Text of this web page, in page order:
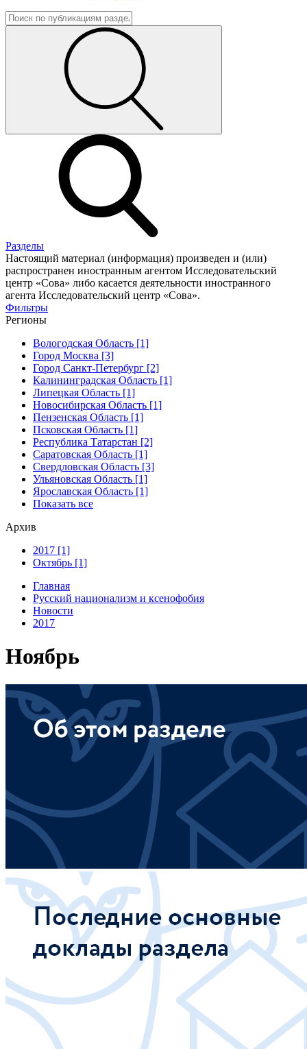
Разделы
Настоящий материал (информация) произведен и (или)
распространен иностранным агентом Исследовательский
центр «Сова» либо касается деятельности иностранного
агента Исследовательский центр «Сова».
Фильтры
Регионы
Вологодская Область [1]
Город Москва [3]
Город Санкт-Петербург [2]
Калининградская Область [1]
Липецкая Область [1]
Новосибирская Область [1]
Пензенская Область [1]
Псковская Область [1]
Республика Татарстан [2]
Саратовская Область [1]
Свердловская Область [3]
Ульяновская Область [1]
Ярославская Область [1]
Показать все
Архив
2017 [1]
Октябрь [1]
Главная
Русский национализм и ксенофобия
Новости
2017
Ноябрь